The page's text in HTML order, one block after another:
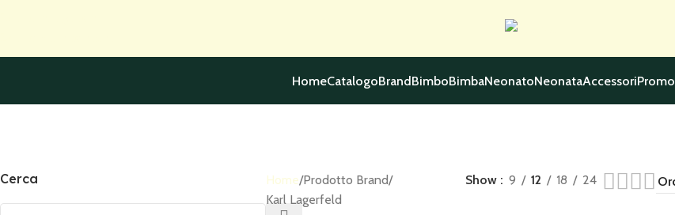
HomeCatalogoBrandBimboBimbaNeonatoNeonataAccessoriPromo
Cerca Home Prodotto Brand
Karl Lagerfeld
Show 9 12 18 24